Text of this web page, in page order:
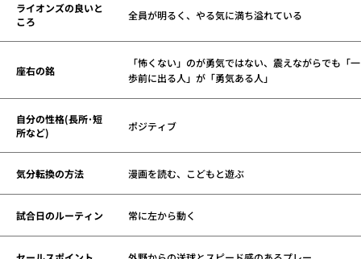
ライオンズの良いと
ころ
全員が明るく、やる気に満ち溢れている
座右の銘
「怖くない」のが勇気ではない、震えながらでも「一
歩前に出る人」が「勇気ある人」
自分の性格(長所･短
所など)
ポジティブ
気分転換の方法 漫画を読む、こどもと遊ぶ
試合日のルーティン 常に左から動く